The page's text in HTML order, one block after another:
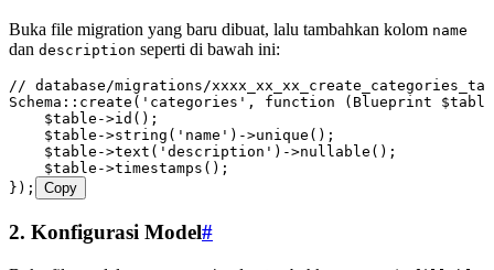
Buka file migration yang baru dibuat, lalu tambahkan kolom name
dan description seperti di bawah ini:
// database/migrations/
Schema :: create ( 'categories' , function ( Blueprint
    $table
->id () ;
    $table
->string ( 'name' ) ->unique () ;
    $table
->text ( 'description' ) ->nullable () ;
    $table
->timestamps () ;
} ) ; Copy
2. Konfigurasi Model#